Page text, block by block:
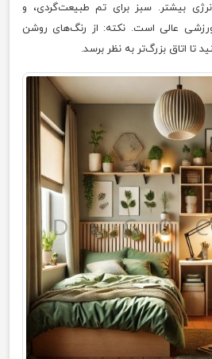
بیشتر. سبز برای تم طبیعت‌گردی، و
ورزشی عالی است. نکته: از رنگ‌های روشن
تا اتاق بزرگ‌تر به نظر برسد.